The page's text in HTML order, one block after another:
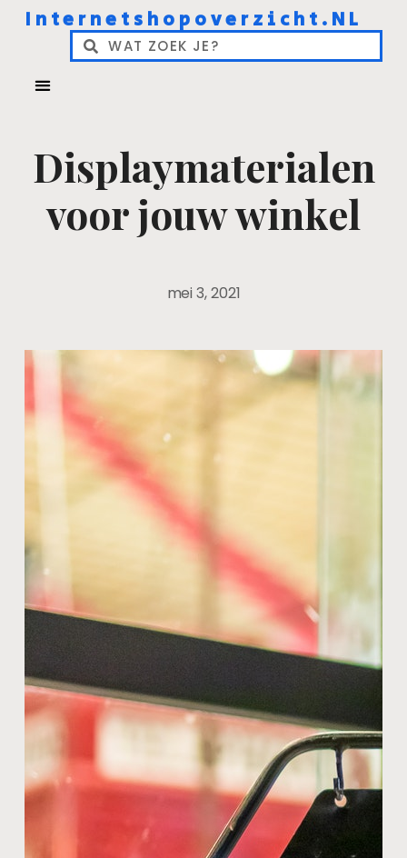
Internetshopoverzicht.NL
Displaymaterialen
voor jouw winkel
mei 3, 2021